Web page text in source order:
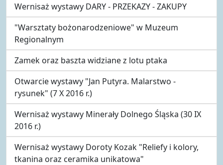
Wernisaż wystawy DARY - PRZEKAZY - ZAKUPY
"Warsztaty bożonarodzeniowe" w Muzeum
Regionalnym
Zamek oraz baszta widziane z lotu ptaka
Otwarcie wystawy "Jan Putyra. Malarstwo -
rysunek" (7 X 2016 r.)
Wernisaż wystawy Minerały Dolnego Śląska (30 IX
2016 r.)
Wernisaż wystawy Doroty Kozak "Reliefy i kolory,
tkanina oraz ceramika unikatowa"